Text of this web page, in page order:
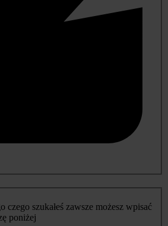
czego szukałeś zawsze możesz wpisać
poniżej